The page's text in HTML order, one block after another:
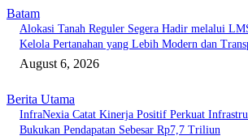
Batam
Alokasi Tanah Reguler Segera Hadir melalui
Kelola Pertanahan yang Lebih Modern dan
August 6, 2026
Berita Utama
InfraNexia Catat Kinerja Positif Perkuat
Bukukan Pendapatan Sebesar Rp7,7 Triliun